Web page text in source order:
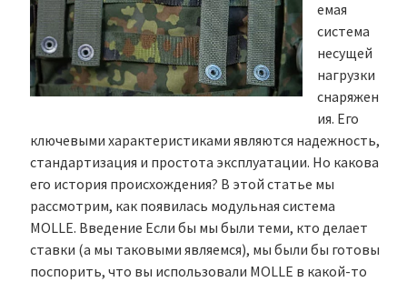
емая
система
несущей
нагрузки
снаряжен
ия. Его
ключевыми характеристиками являются надежность,
стандартизация и простота эксплуатации. Но какова
его история происхождения? В этой статье мы
рассмотрим, как появилась модульная система
MOLLE. Введение Если бы мы были теми, кто делает
ставки (а мы таковыми являемся), мы были бы готовы
поспорить, что вы использовали MOLLE в какой-то